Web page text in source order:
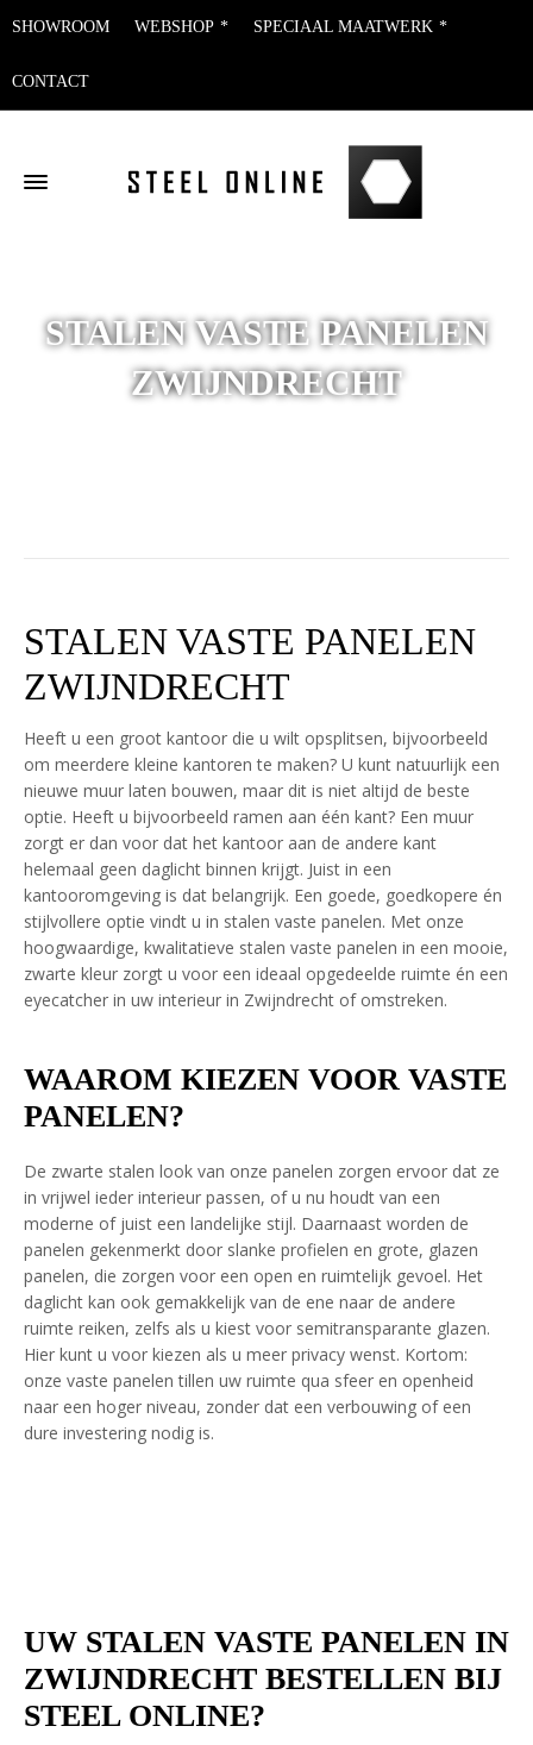
SHOWROOM WEBSHOP SPECIAAL MAATWERK
CONTACT
STALEN VASTE PANELEN
ZWIJNDRECHT
STALEN VASTE PANELEN
ZWIJNDRECHT
Heeft u een groot kantoor die u wilt opsplitsen, bijvoorbeeld
om meerdere kleine kantoren te maken? U kunt natuurlijk een
nieuwe muur laten bouwen, maar dit is niet altijd de beste
optie. Heeft u bijvoorbeeld ramen aan één kant? Een muur
zorgt er dan voor dat het kantoor aan de andere kant
helemaal geen daglicht binnen krijgt. Juist in een
kantooromgeving is dat belangrijk. Een goede, goedkopere én
stijlvollere optie vindt u in stalen vaste panelen. Met onze
hoogwaardige, kwalitatieve stalen vaste panelen in een mooie,
zwarte kleur zorgt u voor een ideaal opgedeelde ruimte én een
eyecatcher in uw interieur in Zwijndrecht of omstreken.
WAAROM KIEZEN VOOR VASTE
PANELEN?
De zwarte stalen look van onze panelen zorgen ervoor dat ze
in vrijwel ieder interieur passen, of u nu houdt van een
moderne of juist een landelijke stijl. Daarnaast worden de
panelen gekenmerkt door slanke profielen en grote, glazen
panelen, die zorgen voor een open en ruimtelijk gevoel. Het
daglicht kan ook gemakkelijk van de ene naar de andere
ruimte reiken, zelfs als u kiest voor semitransparante glazen.
Hier kunt u voor kiezen als u meer privacy wenst. Kortom:
onze vaste panelen tillen uw ruimte qua sfeer en openheid
naar een hoger niveau, zonder dat een verbouwing of een
dure investering nodig is.
UW STALEN VASTE PANELEN IN
ZWIJNDRECHT BESTELLEN BIJ
STEEL ONLINE?